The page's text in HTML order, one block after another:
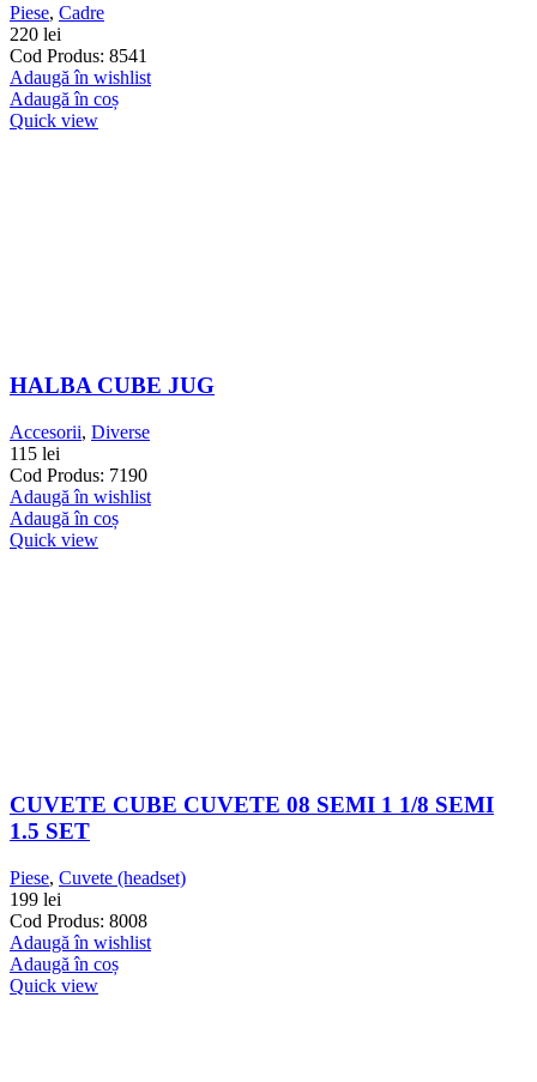
Piese, Cadre
220 lei
Cod Produs: 8541
Adaugă în wishlist
Adaugă în coș
Quick view
HALBA CUBE JUG
Accesorii, Diverse
115 lei
Cod Produs: 7190
Adaugă în wishlist
Adaugă în coș
Quick view
CUVETE CUBE CUVETE 08 SEMI 1 1/8 SEMI
1.5 SET
Piese, Cuvete (headset)
199 lei
Cod Produs: 8008
Adaugă în wishlist
Adaugă în coș
Quick view